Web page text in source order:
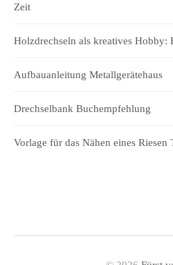
Zeit
Holzdrechseln als kreatives Hobby:
Aufbauanleitung Metallgerätehaus
Drechselbank Buchempfehlung
Vorlage für das Nähen eines Riesen